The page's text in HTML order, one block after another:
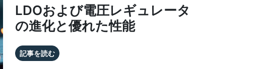
LDOおよび電圧レギュレータ
の進化と優れた性能
記事を読む